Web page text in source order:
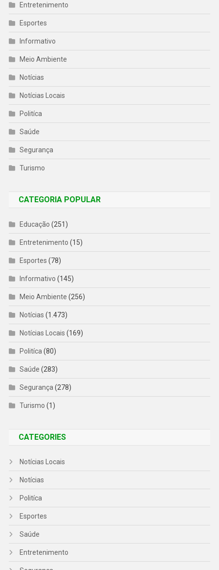
Entretenimento
Esportes
Informativo
Meio Ambiente
Notícias
Notícias Locais
Politíca
Saúde
Segurança
Turismo
CATEGORIA POPULAR
Educação (251)
Entretenimento (15)
Esportes (78)
Informativo (145)
Meio Ambiente (256)
Notícias (1.473)
Notícias Locais (169)
Politíca (80)
Saúde (283)
Segurança (278)
Turismo (1)
CATEGORIES
Notícias Locais
Notícias
Politíca
Esportes
Saúde
Entretenimento